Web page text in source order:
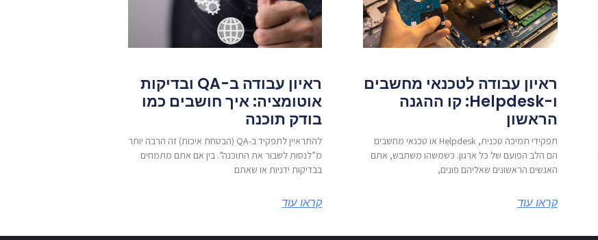
ראיון עבודה לטכנאי מחשבים
ו-Helpdesk: קו ההגנה
הראשון
תפקידי תמיכה טכנית, Helpdesk או טכנאי מחשבים
הם הלב הפועם של כל ארגון. כשמשהו משתבש, אתם
האנשים הראשונים שאליהם פונים,
קראו עוד
ראיון עבודה ב-QA ובדיקות
אוטומציה: איך חושבים כמו
בודק תוכנה
להתראיין לתפקיד ב-QA (הבטחת איכות) זה הרבה יותר
מ”לנסות לשבור את התוכנה”. בין אם אתם מתמחים
בבדיקות ידניות או שאתם
קראו עוד